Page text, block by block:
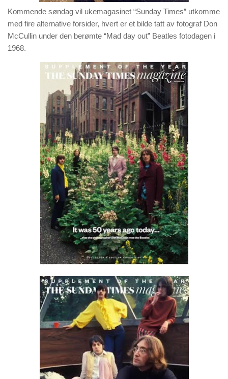
Kommende søndag vil ukemagasinet “Sunday Times” utkomme
med fire alternative forsider, hvert er et bilde tatt av fotograf Don
McCullin under den berømte “Mad day out” Beatles fotodagen i
1968.